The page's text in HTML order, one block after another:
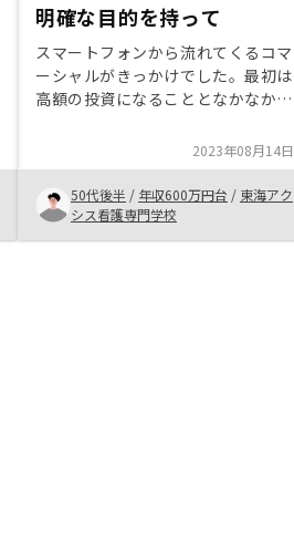
明確な目的を持って
スマートフォンから流れてくるコマ
ーシャルがきっかけでした。最初は
高額の投資になることとなかなか将
とても不安でした。担当者に自分の
不安や目的を伝えたところ、しっか
りと説明をしてくれました。
2023年08月14日
50代後半 / 年収600万円台 / 東海アク
シス看護専門学校